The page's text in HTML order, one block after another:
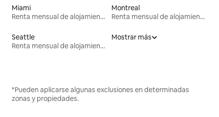
Miami
Renta mensual de alojamientos
Montreal
Renta mensual de alojamientos
Seattle
Renta mensual de alojamientos
Mostrar más
*Pueden aplicarse algunas exclusiones en determinadas
zonas y propiedades.